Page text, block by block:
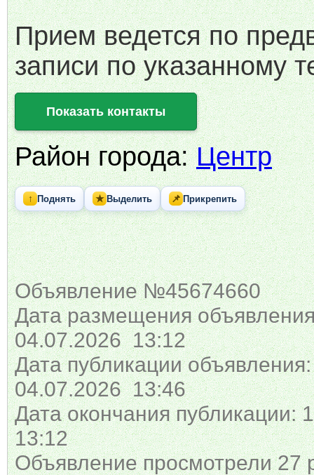
Прием ведется по
записи по указанному
Показать контакты
Район города:Центр
↑ Поднять ★ Выделить 📌 Прикрепить
Объявление №45674660
Дата размещения
04.07.2026 13:12
Дата публикации объявления:
04.07.2026 13:46
Дата окончания публикации:
13:12
Объявление просмотрели 27